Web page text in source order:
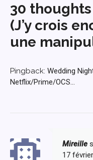
30
(J’y crois
une
Pingback: Wedding
Netflix/Prime/OCS...
Mireille
17